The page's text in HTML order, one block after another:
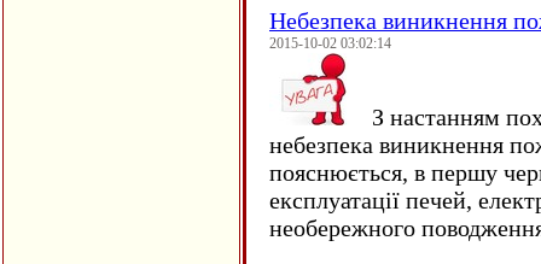
Небезпека виникнення
2015-10-02 03:02:14
З настанням
небезпека виникнення
пояснюється, в першу
експлуатації печей,
необережного